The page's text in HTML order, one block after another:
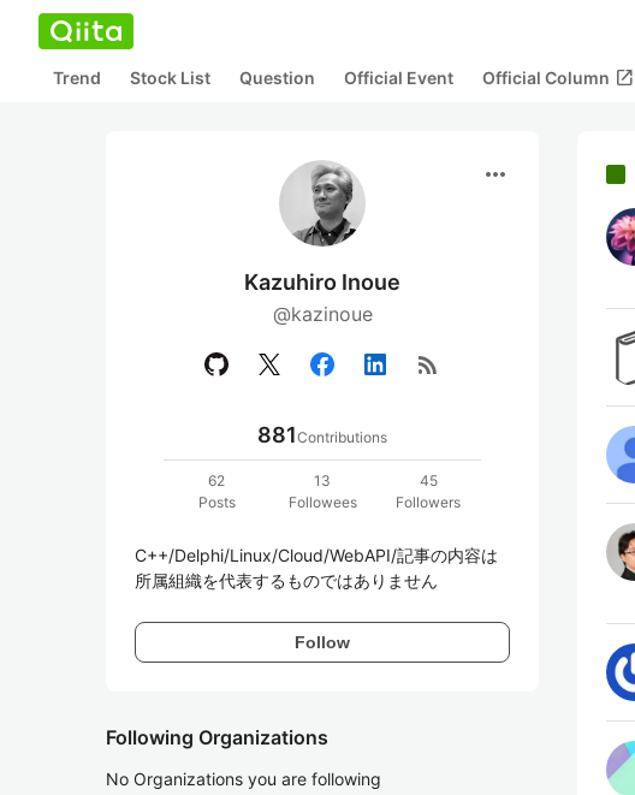
Trend Stock List Question Official Event Official Column open_in_new
more_horiz
Kazuhiro Inoue
@kazinoue
rss_feed
881Contributions
62
Posts
13
Followees
45
Followers
C++/Delphi/Linux/Cloud/WebAPI/記事の内容は
所属組織を代表するものではありません
Follow
Following Organizations
No Organizations you are following